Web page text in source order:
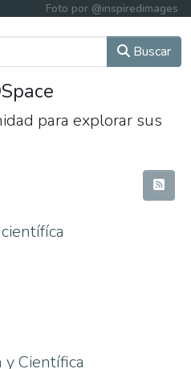
Foto por @inspiredimages
Buscar
para explorar sus
y Científica